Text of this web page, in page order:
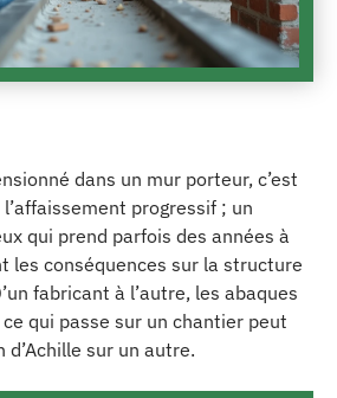
dans un mur porteur, c’est
progressif ; un
qui prend parfois des années à
les conséquences sur la structure
fabricant à l’autre, les abaques
qui passe sur un chantier peut
sur un autre.